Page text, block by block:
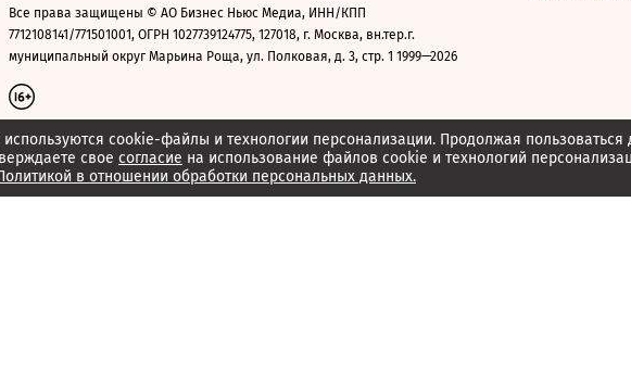
cookie-файлы и технологии персонализации. Продолжая пользоваться
свое согласие на использование файлов cookie и технологий
в отношении обработки персональных данных.
Все права защищены © АО Бизнес Ньюс Медиа, ИНН/КПП
7712108141/771501001, ОГРН 1027739124775, 127018, г. Москва, вн.тер.г.
муниципальный округ Марьина Роща, ул. Полковая, д. 3, стр. 1 1999—2026